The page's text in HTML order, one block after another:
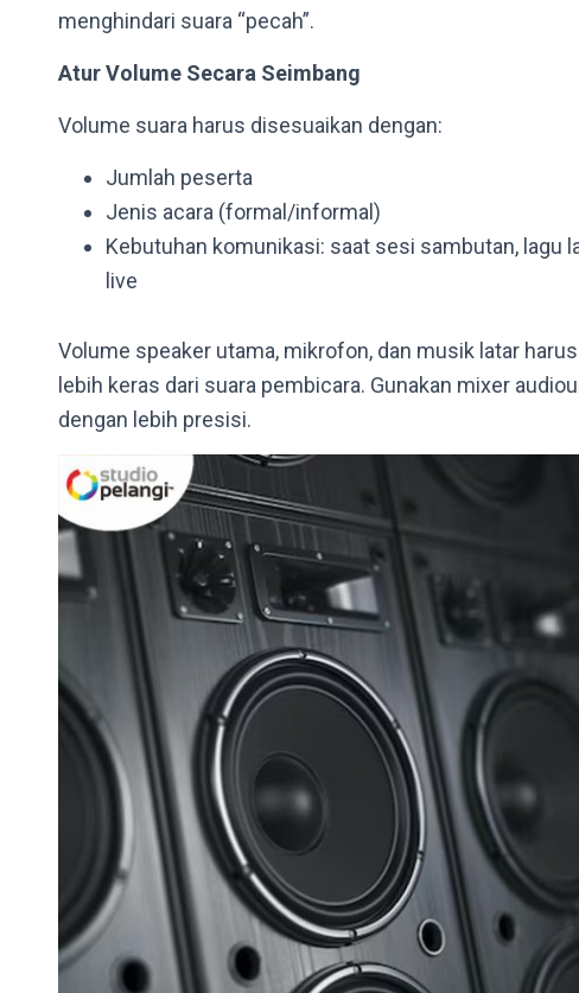
menghindari suara “pecah”.
Atur Volume Secara Seimbang
Volume suara harus disesuaikan dengan:
Jumlah peserta
Jenis acara (formal/informal)
Kebutuhan komunikasi: saat sesi sambutan, lagu
live
Volume speaker utama, mikrofon, dan musik latar
lebih keras dari suara pembicara. Gunakan mixer
dengan lebih presisi.